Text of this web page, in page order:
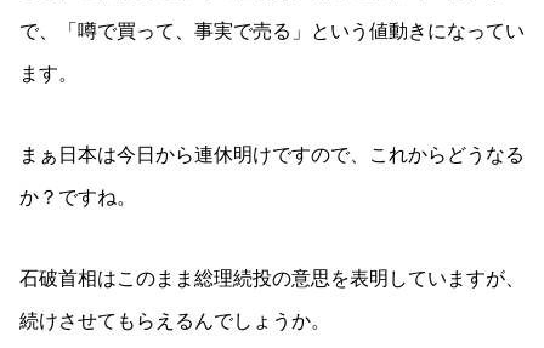
で、「噂で買って、事実で売る」という値動きになってい
ます。
まぁ日本は今日から連休明けですので、これからどうなる
か？ですね。
石破首相はこのまま総理続投の意思を表明していますが、
続けさせてもらえるんでしょうか。